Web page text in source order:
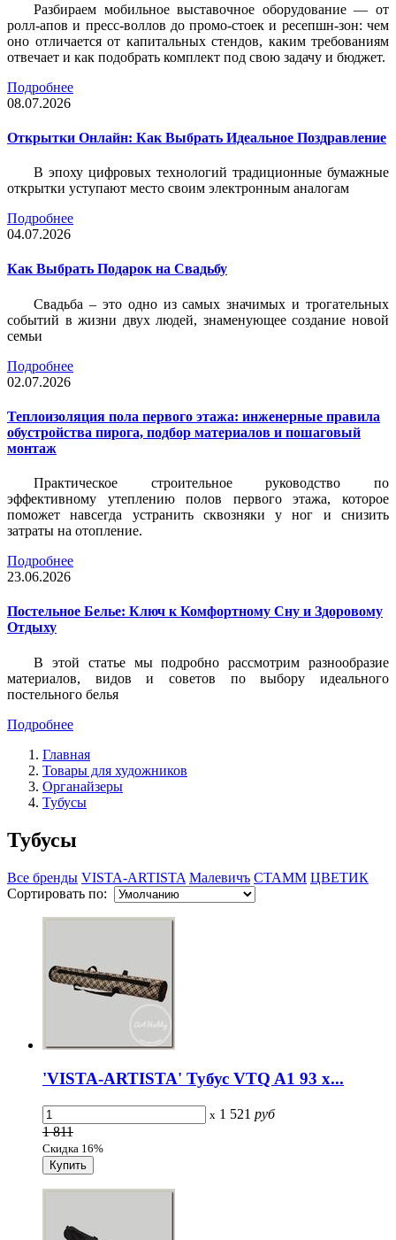
Разбираем мобильное выставочное оборудование — от
ролл-апов и пресс-воллов до промо-стоек и ресепшн-зон: чем
оно отличается от капитальных стендов, каким требованиям
отвечает и как подобрать комплект под свою задачу и бюджет.
Подробнее
08.07.2026
Открытки Онлайн: Как Выбрать Идеальное Поздравление
В эпоху цифровых технологий традиционные бумажные
открытки уступают место своим электронным аналогам
Подробнее
04.07.2026
Как Выбрать Подарок на Свадьбу
Свадьба – это одно из самых значимых и трогательных
событий в жизни двух людей, знаменующее создание новой
семьи
Подробнее
02.07.2026
Теплоизоляция пола первого этажа: инженерные правила
обустройства пирога, подбор материалов и пошаговый
монтаж
Практическое строительное руководство по
эффективному утеплению полов первого этажа, которое
поможет навсегда устранить сквозняки у ног и снизить
затраты на отопление.
Подробнее
23.06.2026
Постельное Белье: Ключ к Комфортному Сну и Здоровому
Отдыху
В этой статье мы подробно рассмотрим разнообразие
материалов, видов и советов по выбору идеального
постельного белья
Подробнее
Главная
Товары для художников
Органайзеры
Тубусы
Тубусы
Все бренды VISTA-ARTISTA Малевичъ СТАММ ЦВЕТИК
Сортировать по:
'VISTA-ARTISTA' Тубус VTQ A1 93 x...
x 1 521 руб
1 811
Скидка 16%